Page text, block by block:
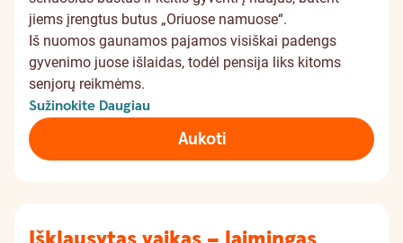
jiems įrengtus butus „Oriuose namuose“.
Iš nuomos gaunamos pajamos visiškai padengs
gyvenimo juose išlaidas, todėl pensija liks kitoms
senjorų reikmėms.
Sužinokite Daugiau
Aukoti